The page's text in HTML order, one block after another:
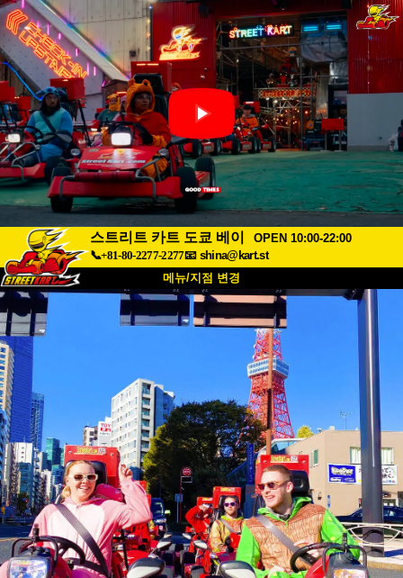
스트리트 카트 도쿄 베이
OPEN 10:00-22:00
📞+81-80-2277-2277📧 shina@kart.st
메뉴/지점 변경
최상단
자주 묻는 질문
회사 정보 예약
지점 변경
도쿄 시나가와 #1 도쿄 아키하바라#1
도쿄 아키하바라#2 도쿄 시부야
도쿄 시부야 애넥스 도쿄 베이
도쿄 아사쿠사 오사카